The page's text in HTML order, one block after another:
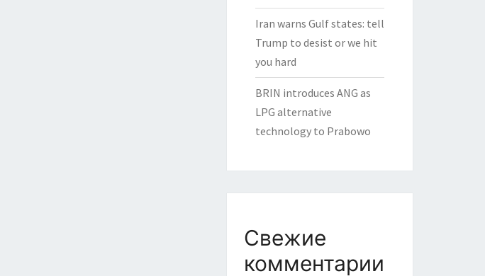
Iran warns Gulf states: tell
Trump to desist or we hit
you hard
BRIN introduces ANG as
LPG alternative
technology to Prabowo
Свежие
комментарии